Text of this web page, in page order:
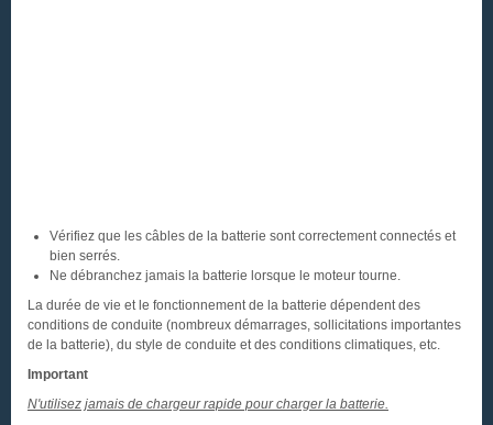
Vérifiez que les câbles de la batterie sont correctement connectés et
bien serrés.
Ne débranchez jamais la batterie lorsque le moteur tourne.
La durée de vie et le fonctionnement de la batterie dépendent des
conditions de conduite (nombreux démarrages, sollicitations importantes
de la batterie), du style de conduite et des conditions climatiques, etc.
Important
N'utilisez jamais de chargeur rapide pour charger la batterie.